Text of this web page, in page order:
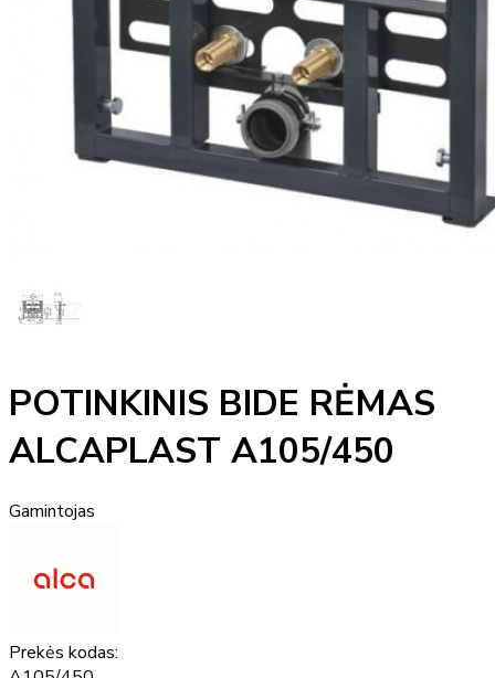
POTINKINIS BIDE RĖMAS
ALCAPLAST A105/450
Gamintojas
Prekės kodas: